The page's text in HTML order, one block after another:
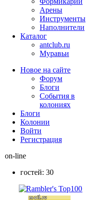
Арены
Инструменты
Наполнители
Каталог
antclub.ru
Муравьи
Новое на сайте
Форум
Блоги
События в
колониях
Блоги
Колонии
Войти
Peгиcтpaция
on-line
гостей: 30